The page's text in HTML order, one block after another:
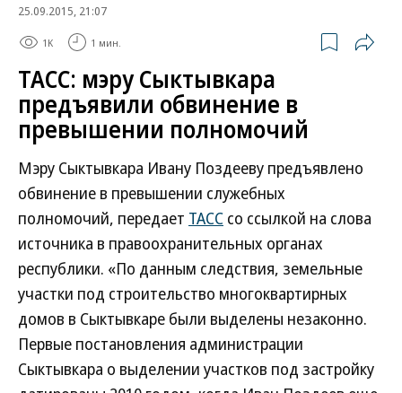
25.09.2015, 21:07
1K 1 мин.
ТАСС: мэру Сыктывкара
предъявили обвинение в
превышении полномочий
Мэру Сыктывкара Ивану Поздееву предъявлено
обвинение в превышении служебных
полномочий, передает ТАСС со ссылкой на слова
источника в правоохранительных органах
республики. «По данным следствия, земельные
участки под строительство многоквартирных
домов в Сыктывкаре были выделены незаконно.
Первые постановления администрации
Сыктывкара о выделении участков под застройку